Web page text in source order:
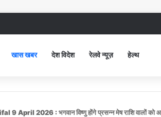
में गंदगी देख भड़कीं DC, बोलीं, आप खुद बाथरूम में खड़े होकर दिखाओ
खास खबर देश विदेश रेलवे न्यूज़ हेल्थ
9 April 2026 : भगवान विष्णु होंगे प्रसन्न मेष राशि वालों को